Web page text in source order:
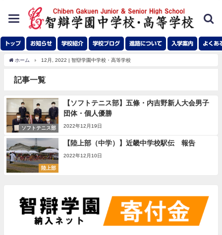
toggle
navigation
トップ お知らせ 学校紹介 学校ブログ 進路について 入学案内 よくあ
ホーム 12月, 2022 | 智辯学園中学校・高等学校
記事一覧
ソフトテニス部
【ソフトテニス部】五條・内吉野新人大会男子
団体・個人優勝
2022年12月19日
陸上部
【陸上部（中学）】近畿中学校駅伝 報告
2022年12月10日